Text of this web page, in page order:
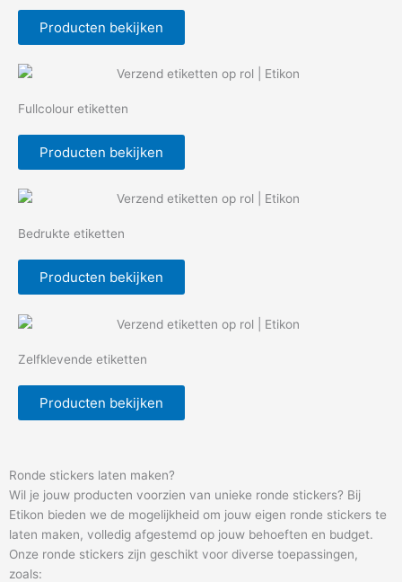
Producten bekijken
Fullcolour etiketten
Producten bekijken
Bedrukte etiketten
Producten bekijken
Zelfklevende etiketten
Producten bekijken
Ronde stickers laten maken?
Wil je jouw producten voorzien van unieke ronde stickers? Bij
Etikon bieden we de mogelijkheid om jouw eigen ronde stickers te
laten maken, volledig afgestemd op jouw behoeften en budget.
Onze ronde stickers zijn geschikt voor diverse toepassingen,
zoals: